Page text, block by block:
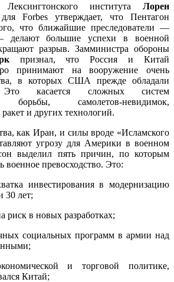
института Лорен
Forbes утверждает, что Пентагон
что ближайшие преследователи —
большие успехи в военной
разрыв. Замминистра обороны
признал, что Россия и Китай
принимают на вооружение очень
в которых США прежде обладали
Это касается сложных систем
борьбы, самолетов-невидимок,
и других технологий.
как Иран, и силы вроде «Исламского
угрозу для Америки в военном
выделил пять причин, по которым
превосходство. Это:
инвестирования в модернизацию
30 лет;
в новых разработках;
социальных программ в армии над
и торговой политике,
Китай;